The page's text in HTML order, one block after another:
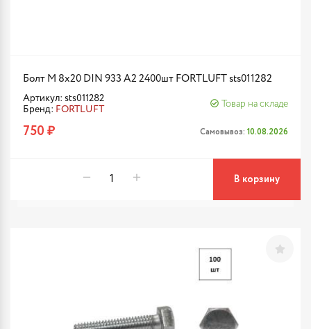
Болт М 8х20 DIN 933 A2 2400шт FORTLUFT sts011282
Артикул: sts011282
Бренд: FORTLUFT
Товар на складе
750 ₽ Самовывоз: 10.08.2026
В корзину